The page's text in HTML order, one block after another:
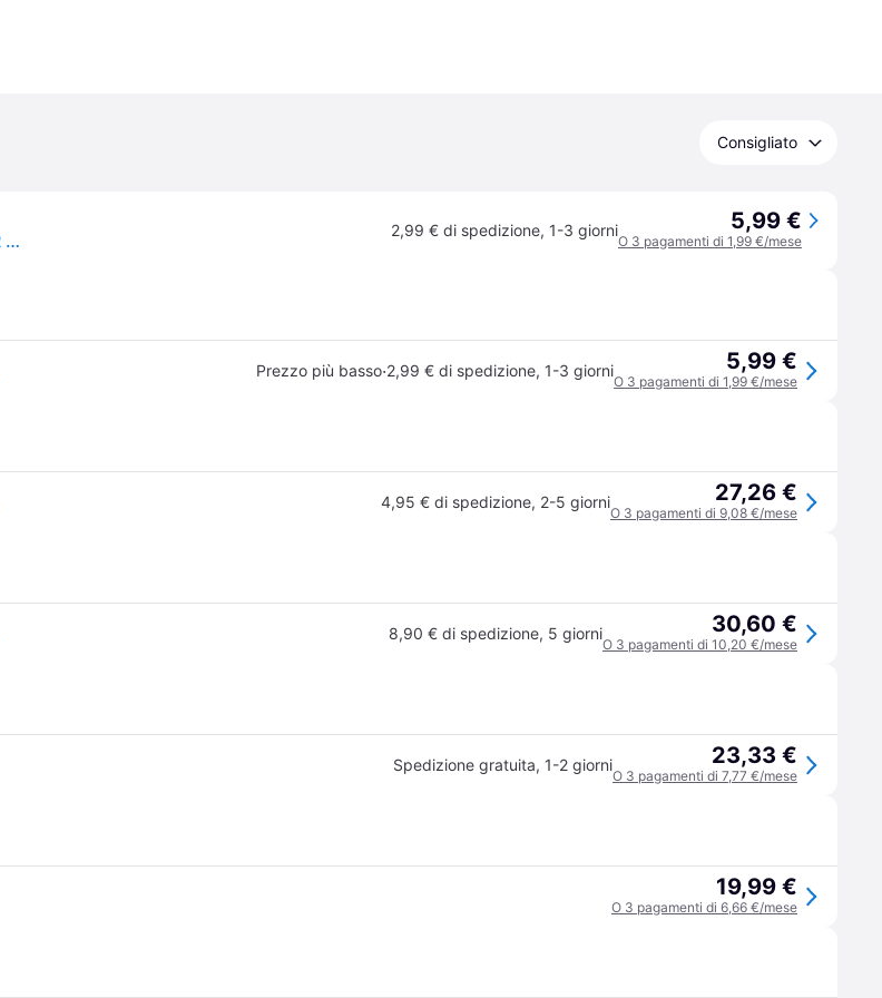
Consigliato
One For All TV Replacement Remotes URC4914 telecomando IR Wireless Pulsanti 2,99 € di spedizione, 1-3 giorni 5,99 €
O 3 pagamenti di 1,99 €/mese
Prezzo più basso·2,99 € di spedizione, 1-3 giorni 5,99 €
O 3 pagamenti di 1,99 €/mese
4,95 € di spedizione, 2-5 giorni 27,26 €
O 3 pagamenti di 9,08 €/mese
8,90 € di spedizione, 5 giorni 30,60 €
O 3 pagamenti di 10,20 €/mese
Spedizione gratuita, 1-2 giorni 23,33 €
O 3 pagamenti di 7,77 €/mese
19,99 €
O 3 pagamenti di 6,66 €/mese